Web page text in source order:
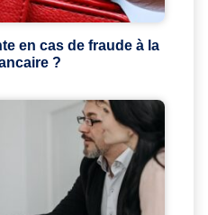
en cas de fraude à la
?